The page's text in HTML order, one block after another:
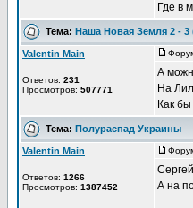
Где в
Тема: Наша Новая Земля 2 - 3
Valentin Main
Ответов: 231
Просмотров: 507771
А
На
Как
Тема: Полураспад Украины
Valentin Main
Ответов: 1266
Просмотров: 1387452
А на